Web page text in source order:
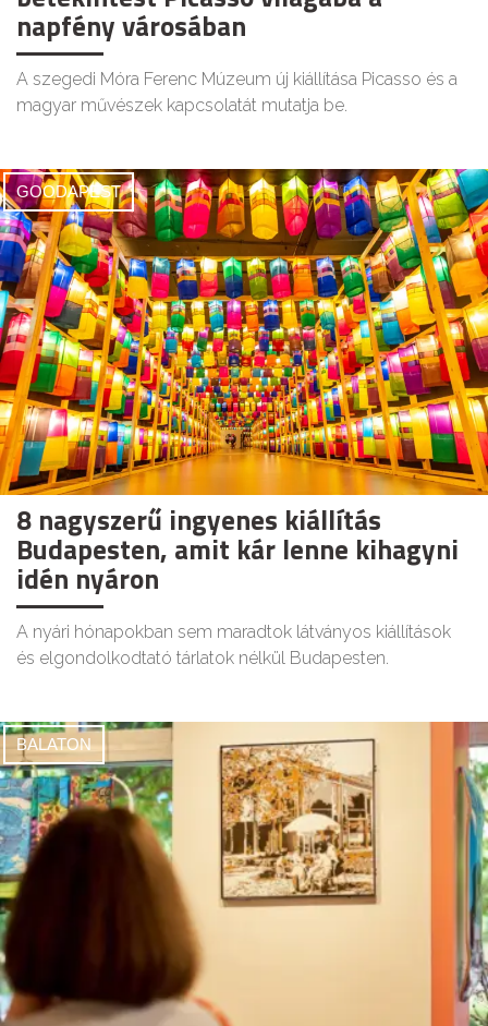
napfény városában
A szegedi Móra Ferenc Múzeum új kiállítása Picasso és a
magyar művészek kapcsolatát mutatja be.
GOODAPEST
8 nagyszerű ingyenes kiállítás
Budapesten, amit kár lenne kihagyni
idén nyáron
A nyári hónapokban sem maradtok látványos kiállítások
és elgondolkodtató tárlatok nélkül Budapesten.
BALATON